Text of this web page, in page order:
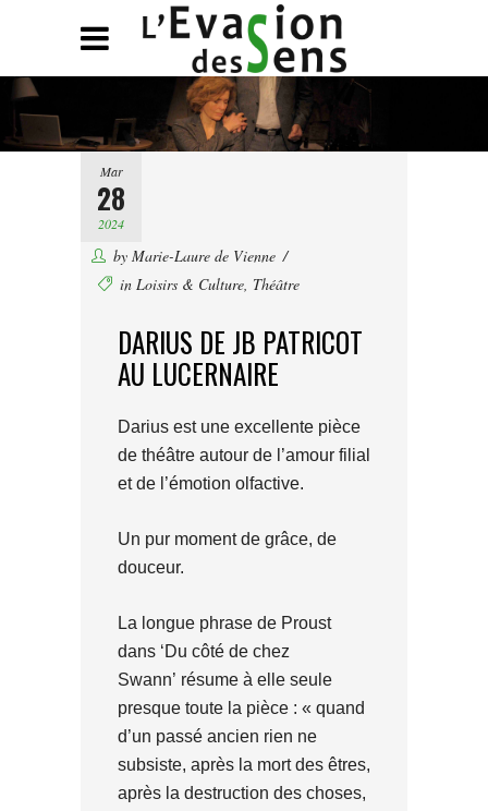
Mar
28
2024
by Marie-Laure de Vienne
in Loisirs & Culture, Théâtre
DARIUS DE JB PATRICOT
AU LUCERNAIRE
Darius est une excellente pièce
de théâtre autour de l’amour filial
et de l’émotion olfactive.
Un pur moment de grâce, de
douceur.
La longue phrase de Proust
dans ‘Du côté de chez
Swann’ résume à elle seule
presque toute la pièce : « quand
d’un passé ancien rien ne
subsiste, après la mort des êtres,
après la destruction des choses,